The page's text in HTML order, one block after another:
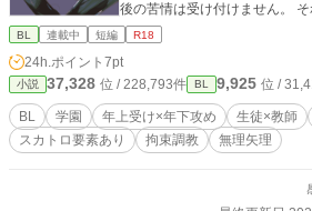
後の苦情は受け付けません。 それでも言い方はどうぞ。 そし
てpixivで公開した作品を修正し
BL 連載中 短編 R18
24h.ポイント 7pt
小説 37,328 位 / 228,793件 BL 9,925 位 /
BL 学園 年上受け×年下攻め 生徒×教師
スカトロ要素あり
拘束調教 無理矢理